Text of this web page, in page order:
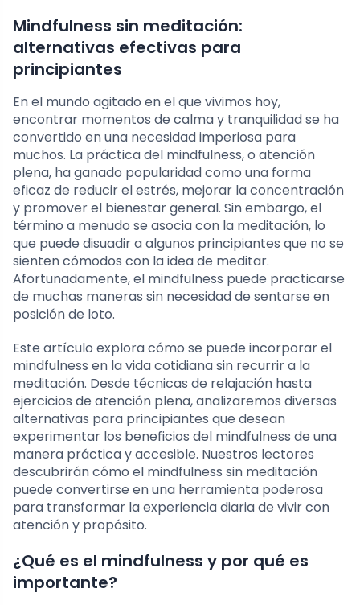
Mindfulness sin meditación:
alternativas efectivas para
principiantes
En el mundo agitado en el que vivimos hoy,
encontrar momentos de calma y tranquilidad se ha
convertido en una necesidad imperiosa para
muchos. La práctica del mindfulness, o atención
plena, ha ganado popularidad como una forma
eficaz de reducir el estrés, mejorar la concentración
y promover el bienestar general. Sin embargo, el
término a menudo se asocia con la meditación, lo
que puede disuadir a algunos principiantes que no se
sienten cómodos con la idea de meditar.
Afortunadamente, el mindfulness puede practicarse
de muchas maneras sin necesidad de sentarse en
posición de loto.
Este artículo explora cómo se puede incorporar el
mindfulness en la vida cotidiana sin recurrir a la
meditación. Desde técnicas de relajación hasta
ejercicios de atención plena, analizaremos diversas
alternativas para principiantes que desean
experimentar los beneficios del mindfulness de una
manera práctica y accesible. Nuestros lectores
descubrirán cómo el mindfulness sin meditación
puede convertirse en una herramienta poderosa
para transformar la experiencia diaria de vivir con
atención y propósito.
¿Qué es el mindfulness y por qué es
importante?